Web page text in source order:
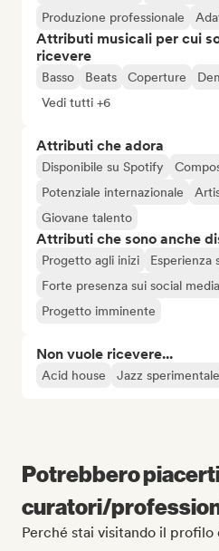
Produzione professionale
Attributi musicali per cui
ricevere
Basso Beats Coperture
Vedi tutti +6
Attributi che adora
Disponibile su Spotify
Potenziale internazionale
Giovane talento
Attributi che sono anche
Progetto agli inizi
Esperienza
Forte presenza sui social media
Progetto imminente
Non vuole ricevere...
Acid house Jazz sperimentale
Potrebbero
curatori/
Perché stai visitando il profilo